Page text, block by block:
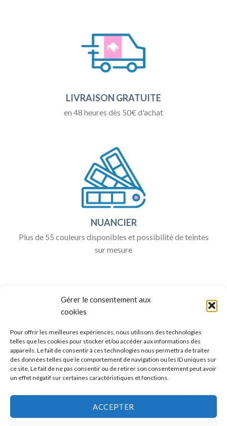
Gérer le consentement aux
cookies
Pour offrir les meilleures expériences, nous utilisons des technologies
telles que les cookies pour stocker et/ou accéder aux informations des
appareils. Le fait de consentir à ces technologies nous permettra de traiter
des données telles que le comportement de navigation ou les ID uniques sur
ce site. Le fait de ne pas consentir ou de retirer son consentement peut avoir
un effet négatif sur certaines caractéristiques et fonctions.
ACCEPTER
LIVRAISON GRATUITE
en 48 heures dès 50€ d'achat
NUANCIER
Plus de 55 couleurs disponibles et possibilité de teintes
sur mesure
ALLO BOX DÉCO
Une question ?